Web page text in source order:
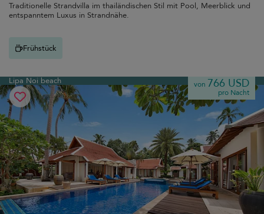
Traditionelle Strandvilla im thailändischen Stil mit Pool, Meerblick und
entspanntem Luxus in Strandnähe.
Frühstück
Lipa Noi beach von 766 USD
pro Nacht